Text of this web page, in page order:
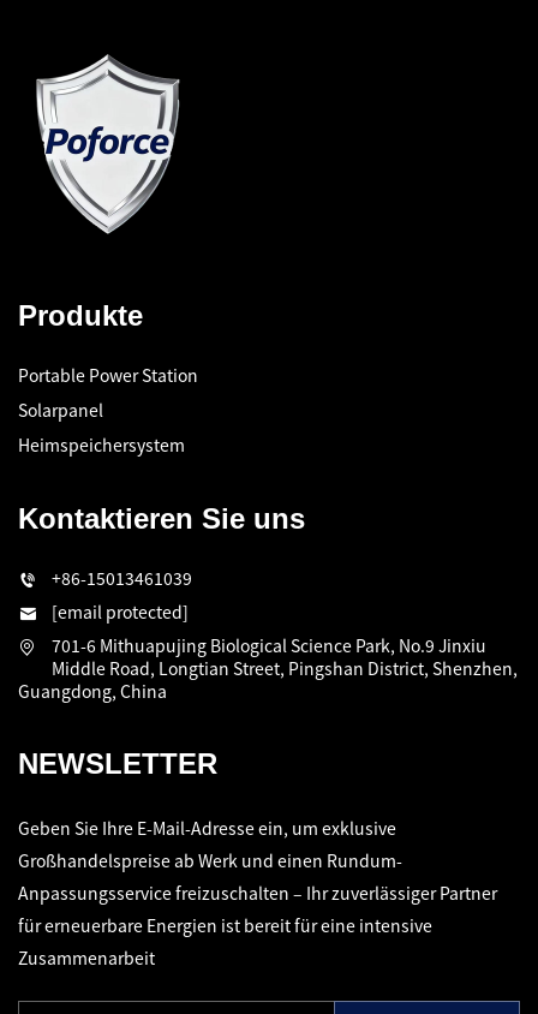
Produkte
Portable Power Station
Solarpanel
Heimspeichersystem
Kontaktieren Sie uns
+86-15013461039
[email protected]
701-6 Mithuapujing Biological Science Park, No.9 Jinxiu
Middle Road, Longtian Street, Pingshan District, Shenzhen,
Guangdong, China
NEWSLETTER
Geben Sie Ihre E-Mail-Adresse ein, um exklusive
Großhandelspreise ab Werk und einen Rundum-
Anpassungsservice freizuschalten – Ihr zuverlässiger Partner
für erneuerbare Energien ist bereit für eine intensive
Zusammenarbeit